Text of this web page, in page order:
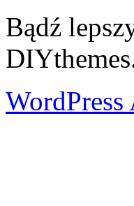
Bądź